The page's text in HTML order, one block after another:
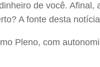
de você. Afinal,
A fonte desta notícia
Pleno, com